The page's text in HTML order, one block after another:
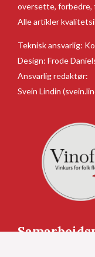
oversette, forbedre,
Alle artikler
Teknisk ansvarlig:
Design: Frode
Ansvarlig redaktør:
Svein Lindin